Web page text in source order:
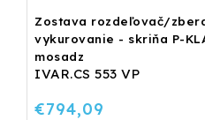
Zostava rozdeľovač/
vykurovanie - skriňa P-
mosadz
IVAR.CS 553 VP
€794,09